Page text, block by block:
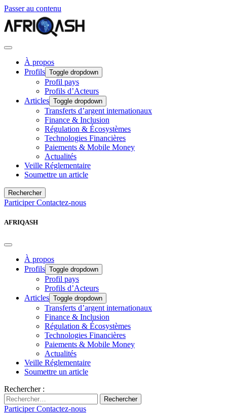
Passer au contenu
À propos
Profils Toggle dropdown
Profil pays
Profils d’Acteurs
Articles Toggle dropdown
Transferts d’argent internationaux
Finance & Inclusion
Régulation & Écosystèmes
Technologies Financières
Paiements & Mobile Money
Actualités
Veille Réglementaire
Soumettre un article
Rechercher
ParticiperContactez-nous
AFRIQASH
À propos
Profils Toggle dropdown
Profil pays
Profils d’Acteurs
Articles Toggle dropdown
Transferts d’argent internationaux
Finance & Inclusion
Régulation & Écosystèmes
Technologies Financières
Paiements & Mobile Money
Actualités
Veille Réglementaire
Soumettre un article
Rechercher :
Rechercher
ParticiperContactez-nous